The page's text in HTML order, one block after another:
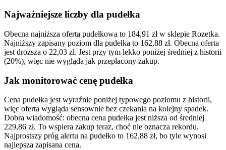
Najważniejsze liczby dla pudełka
Obecna najniższa oferta pudełkowa to 184,91 zł w sklepie Rozetka.
Najniższy zapisany poziom dla pudełka to 162,88 zł. Obecna oferta
jest droższa o 22,03 zł. Jest przy tym lekko poniżej średniej z historii
(20%), więc nie wygląda jak przepłacony zakup.
Jak monitorować cenę pudełka
Cena pudełka jest wyraźnie poniżej typowego poziomu z historii,
więc oferta wygląda sensownie bez czekania na kolejny spadek.
Dobra wiadomość: obecna cena pudełka jest niższa od średniej
229,86 zł. To wspiera zakup teraz, choć nie oznacza rekordu.
Najprostszy próg alertu na pudełko to 162,88 zł, bo tyle wynosi
najlepsza zapisana cena.